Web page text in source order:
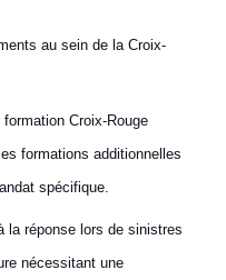
au sein de la Croix-
formation Croix-Rouge
formations additionnelles
spécifique.
la réponse lors de sinistres
nécessitant une